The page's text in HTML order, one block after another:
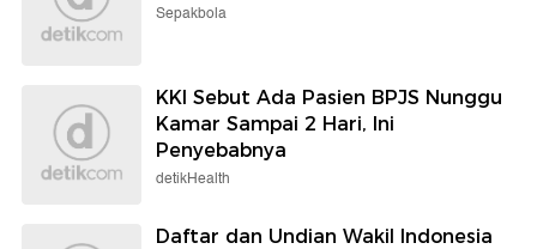
Sepakbola
KKI Sebut Ada Pasien BPJS Nunggu
Kamar Sampai 2 Hari, Ini
Penyebabnya
detikHealth
Daftar dan Undian Wakil Indonesia